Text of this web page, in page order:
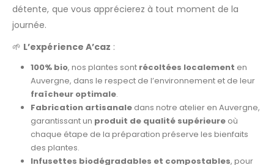
détente, que vous apprécierez à tout moment de la
journée.
🌱 L’expérience A’caz :
100% bio, nos plantes sont récoltées localement en
Auvergne, dans le respect de l’environnement et de leur
fraîcheur optimale.
Fabrication artisanaledans notre atelier en Auvergne,
garantissant un produit de qualité supérieureoù
chaque étape de la préparation préserve les bienfaits
des plantes.
Infusettes biodégradables et compostables, pour